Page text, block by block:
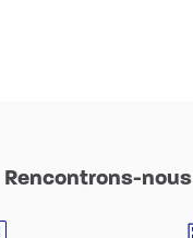
Rencontrons-nous